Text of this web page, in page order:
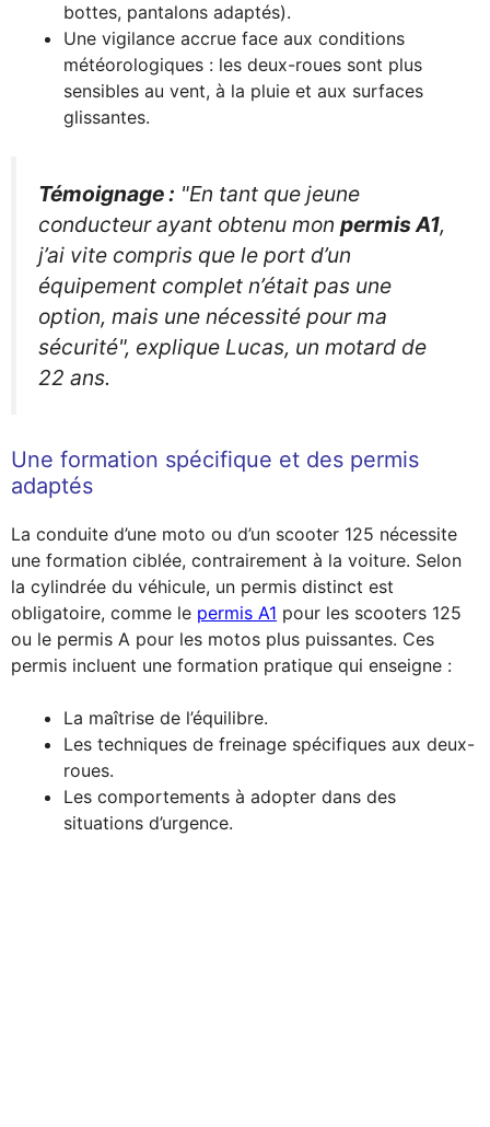
bottes, pantalons adaptés).
Une vigilance accrue face aux conditions
météorologiques : les deux-roues sont plus
sensibles au vent, à la pluie et aux surfaces
glissantes.
Témoignage : "En tant que jeune
conducteur ayant obtenu mon permis A1,
j’ai vite compris que le port d’un
équipement complet n’était pas une
option, mais une nécessité pour ma
sécurité", explique Lucas, un motard de
22 ans.
Une formation spécifique et des permis
adaptés
La conduite d’une moto ou d’un scooter 125 nécessite
une formation ciblée, contrairement à la voiture. Selon
la cylindrée du véhicule, un permis distinct est
obligatoire, comme le permis A1 pour les scooters 125
ou le permis A pour les motos plus puissantes. Ces
permis incluent une formation pratique qui enseigne :
La maîtrise de l’équilibre.
Les techniques de freinage spécifiques aux deux-
roues.
Les comportements à adopter dans des
situations d’urgence.